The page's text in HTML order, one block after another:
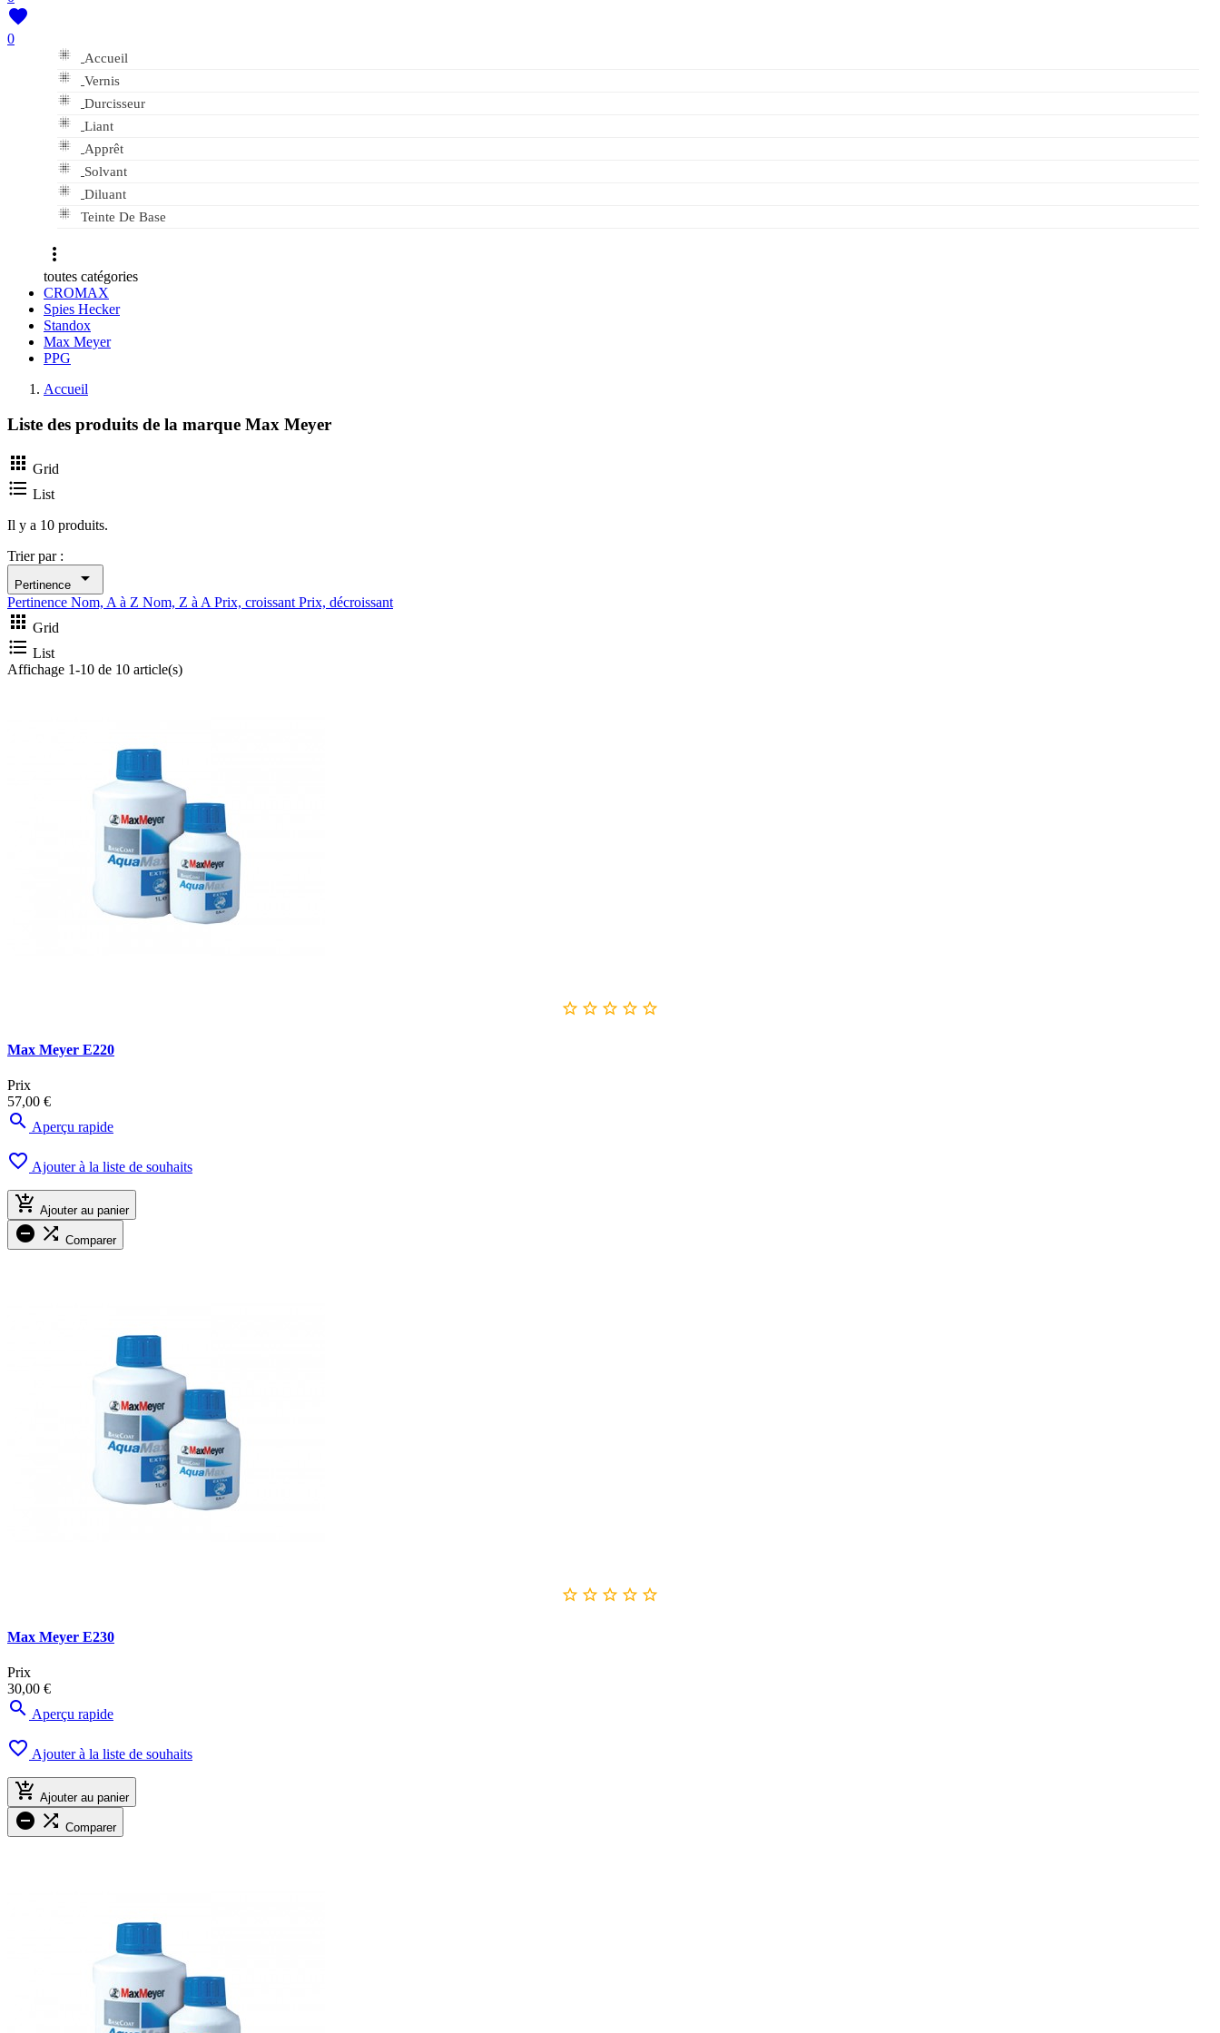

0

Accueil

Vernis

Durcisseur

Liant

Apprêt

Solvant

Diluant

Teinte De Base

toutes catégories
CROMAX
Spies Hecker
Standox
Max Meyer
PPG
Accueil
Liste des produits de la marque Max Meyer
 Grid
 List
Il y a 10 produits.
Trier par :
Pertinence 
Pertinence Nom, A à Z Nom, Z à A Prix, croissant Prix, décroissant
 Grid
 List
Affichage 1-10 de 10 article(s)
    
Max Meyer E220
Prix
57,00 €
 Aperçu rapide
 Ajouter à la liste de souhaits
 Ajouter au panier
  Comparer
    
Max Meyer E230
Prix
30,00 €
 Aperçu rapide
 Ajouter à la liste de souhaits
 Ajouter au panier
  Comparer